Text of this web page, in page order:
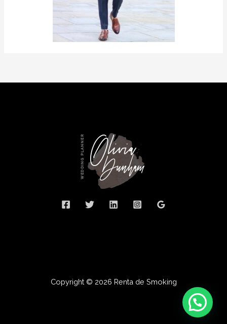
Copyright © 2026 Renta de Smoking